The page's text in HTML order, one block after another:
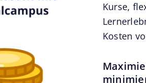
Kurse,
Kosten